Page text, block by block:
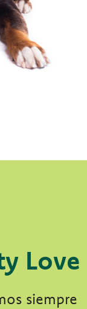
Love
siempre